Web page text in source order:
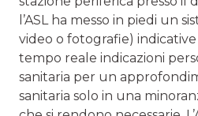
l’ASL ha messo in piedi un
video o fotografie)
tempo reale indicazioni
sanitaria per un
sanitaria solo in una